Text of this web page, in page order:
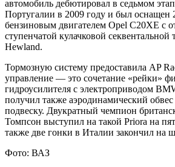
автомобиль дебютировал в седьмом
Португалии в 2009 году и был оснащен
бензиновым двигателем Opel C20XE с
ступенчатой кулачковой секвентальной
Hewland.
Тормозную систему предоставила AP
управление — это сочетание «рейки»
гидроусилителя с электроприводом
получил также аэродинамический
подвеску. Двукратный чемпион
Томпсон выступил на такой Priora на
также две гонки в Италии закончил на
Фото: ВАЗ